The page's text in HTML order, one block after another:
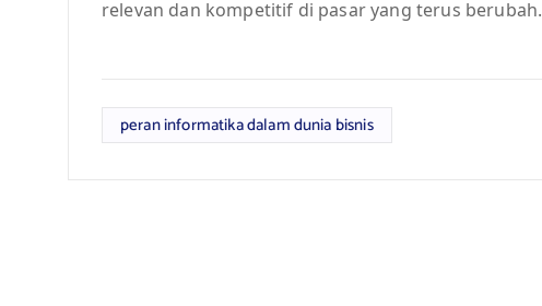
relevan dan kompetitif di pasar yang terus berubah.
peran informatika dalam dunia bisnis